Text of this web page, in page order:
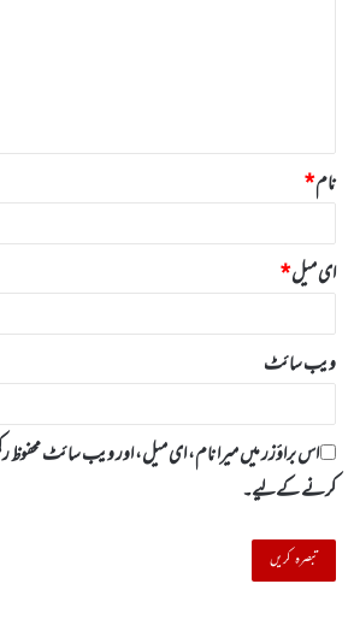
نام*
ای میل*
ویب‌ سائٹ
اس براؤزر میں میرا نام، ای میل، اور ویب سائٹ محفوظ
کرنے کےلیے۔